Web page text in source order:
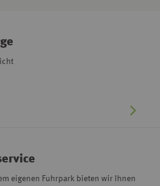
eigenen Fuhrpark bieten wir Ihnen